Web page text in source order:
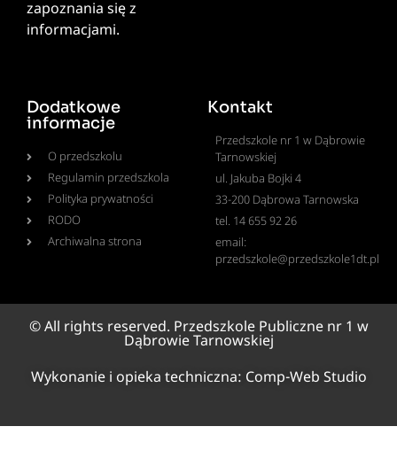
zapoznania się z
informacjami.
Dodatkowe
informacje
O przedszkolu
Regulamin przedszkola
Polityka prywatności
RODO
Archiwalna strona
Kontakt
Przedszkole nr 1 w Dąbrowie
Tarnowskiej
ul. Jakuba Bojki 4
33-200 Dąbrowa Tarnowska
tel. 14 655 92 26
email:
przedszkole@przedszkole1dt.pl
© All rights reserved. Przedszkole Publiczne nr 1 w
Dąbrowie Tarnowskiej
Wykonanie i opieka techniczna: Comp-Web Studio